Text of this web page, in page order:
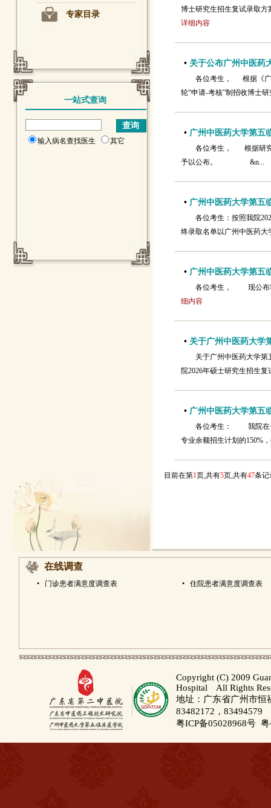
专家目录
一站式查询
输入病名查找医生 其它
博士研究生招生复试录取
详细内容
• 关于公布广州中医药
各位考生， 根据《广
轮“申请-考核”制招收博士
• 广州中医药大学第五
各位考生， 根据研究
予以公布。
• 广州中医药大学第五
各位考生：按照我院
终录取名单以广州中医药
• 广州中医药大学第五
各位考生， 现公
细内容
• 关于广州中医药大学
关于广州中医药大学
院2026年硕士研究生招生
• 广州中医药大学第五
各位考生： 我院在一
专业余额招生计划的150%
目前在第1页,共有5页,共有47条
在线调查
• 门诊患者满意度调查表 • 住院患者满意度调查表
Copyright (C) 2009
Hospital All Rights
地址：广东省广州市
83482172，83494579
粤ICP备05028968号